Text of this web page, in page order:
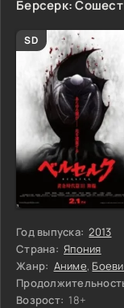
Берсерк:
SD
Год выпуска: 2013
Страна: Япония
Жанр: Аниме,
Возрост: 18+